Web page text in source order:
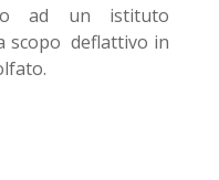
ad un istituto
scopo deflattivo in